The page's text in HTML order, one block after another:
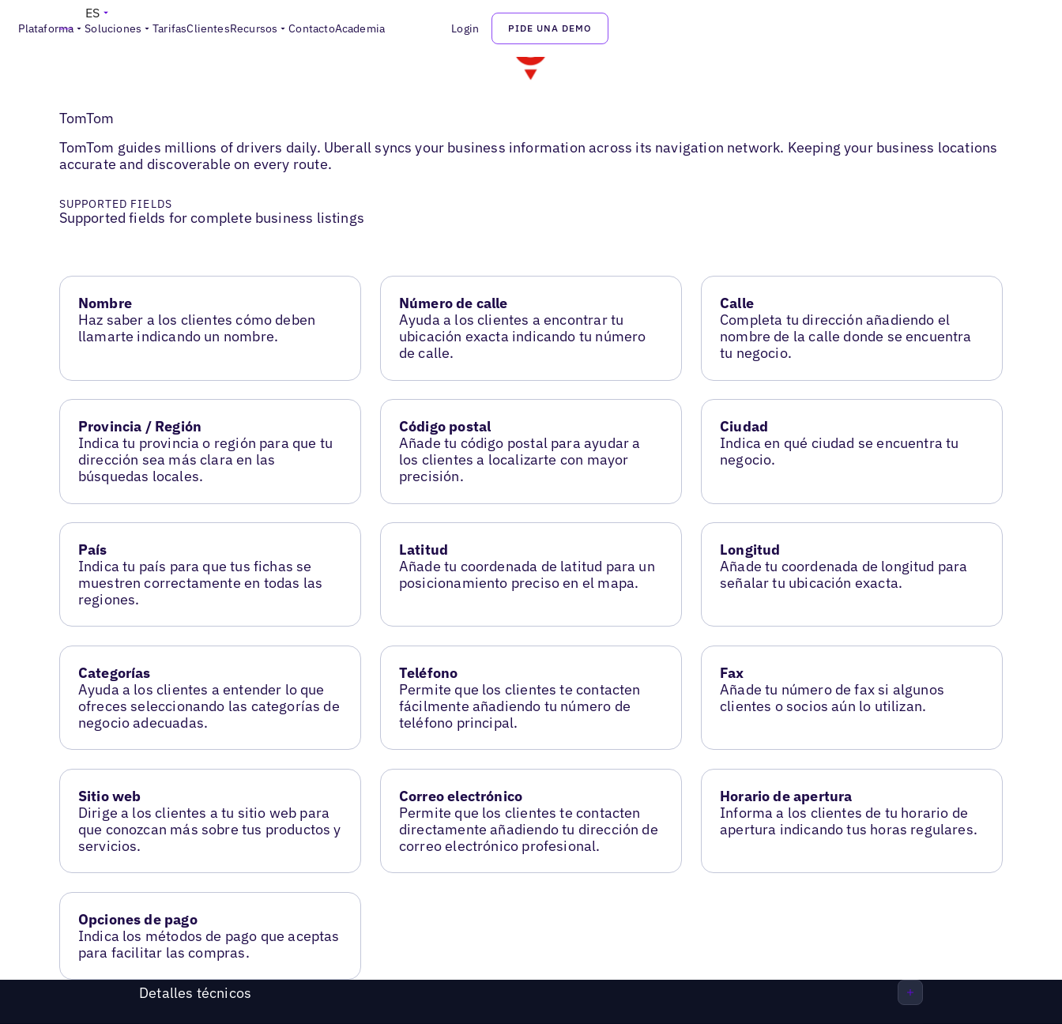
Plataforma Soluciones TarifasClientesRecursos ContactoAcademia Login PIDE UNA DEMO
ES
TomTom
TomTom guides millions of drivers daily. Uberall syncs your business information across its navigation network. Keeping your business locations
accurate and discoverable on every route.
SUPPORTED FIELDS
Supported fields for complete business listings
Nombre
Haz saber a los clientes cómo deben
llamarte indicando un nombre.
Número de calle
Ayuda a los clientes a encontrar tu
ubicación exacta indicando tu número
de calle.
Calle
Completa tu dirección añadiendo el
nombre de la calle donde se encuentra
tu negocio.
Provincia / Región
Indica tu provincia o región para que tu
dirección sea más clara en las
búsquedas locales.
Código postal
Añade tu código postal para ayudar a
los clientes a localizarte con mayor
precisión.
Ciudad
Indica en qué ciudad se encuentra tu
negocio.
País
Indica tu país para que tus fichas se
muestren correctamente en todas las
regiones.
Latitud
Añade tu coordenada de latitud para un
posicionamiento preciso en el mapa.
Longitud
Añade tu coordenada de longitud para
señalar tu ubicación exacta.
Categorías
Ayuda a los clientes a entender lo que
ofreces seleccionando las categorías de
negocio adecuadas.
Teléfono
Permite que los clientes te contacten
fácilmente añadiendo tu número de
teléfono principal.
Fax
Añade tu número de fax si algunos
clientes o socios aún lo utilizan.
Sitio web
Dirige a los clientes a tu sitio web para
que conozcan más sobre tus productos y
servicios.
Correo electrónico
Permite que los clientes te contacten
directamente añadiendo tu dirección de
correo electrónico profesional.
Horario de apertura
Informa a los clientes de tu horario de
apertura indicando tus horas regulares.
Opciones de pago
Indica los métodos de pago que aceptas
para facilitar las compras.
Detalles técnicos